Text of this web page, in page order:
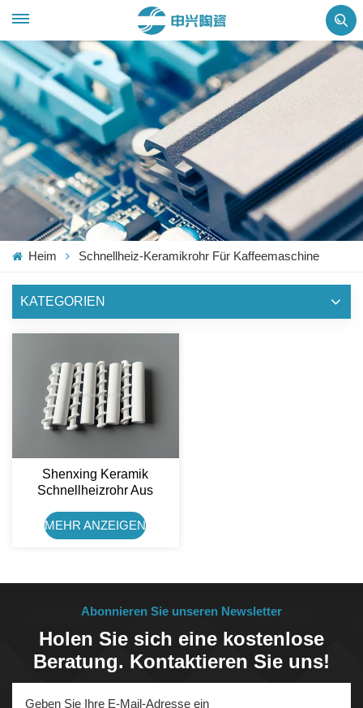
Heim Schnellheiz-Keramikrohr Für Kaffeemaschine
KATEGORIEN
Shenxing Keramik
Schnellheizrohr Aus
Für Kaffeemaschinen
MEHR ANZEIGEN
Abonnieren Sie unseren Newsletter
Holen Sie sich eine kostenlose
Beratung. Kontaktieren Sie uns!